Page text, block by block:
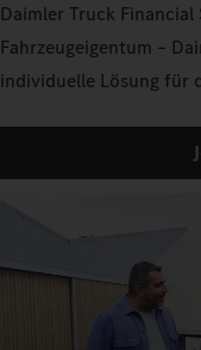
Daimler Truck
Fahrzeugeigentum –
individuelle Lösung für